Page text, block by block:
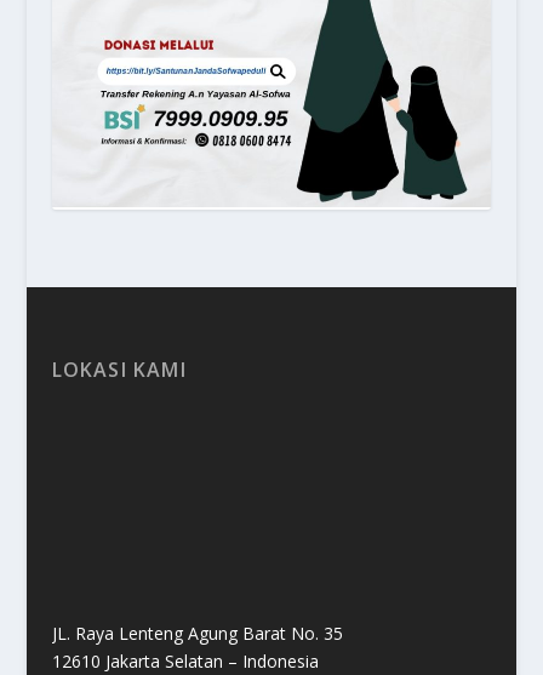
LOKASI KAMI
JL. Raya Lenteng Agung Barat No. 35
12610 Jakarta Selatan – Indonesia